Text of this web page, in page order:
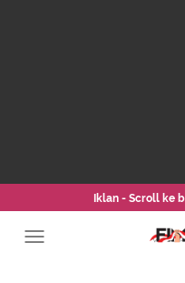
Iklan - Scroll ke